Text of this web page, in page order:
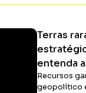
Terras
entenda
Recursos
geopolítico